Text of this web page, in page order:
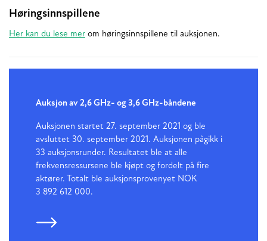
Høringsinnspillene
Her kan du lese mer om høringsinnspillene til auksjonen.
Auksjon av 2,6 GHz- og 3,6 GHz-båndene
Auksjonen startet 27. september 2021 og ble
avsluttet 30. september 2021. Auksjonen pågikk i
33 auksjonsrunder. Resultatet ble at alle
frekvensressursene ble kjøpt og fordelt på fire
aktører. Totalt ble auksjonsprovenyet NOK
3 892 612 000.